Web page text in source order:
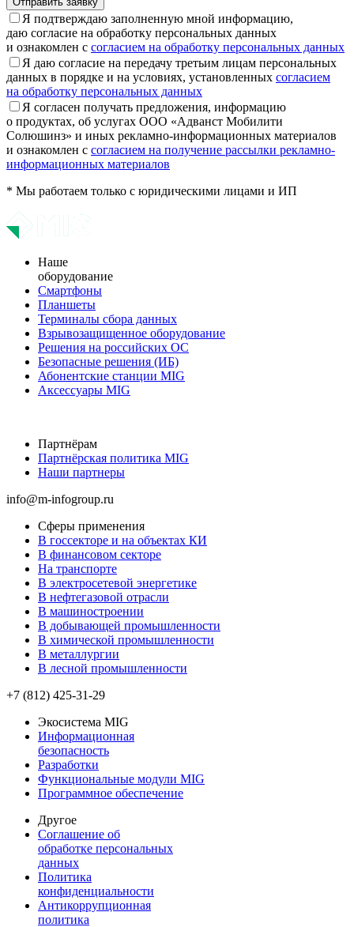
Я подтверждаю заполненную мной информацию,
даю согласие на обработку персональных данных
и ознакомлен с согласием на обработку персональных данных
Я даю согласие на передачу третьим лицам персональных
данных в порядке и на условиях, установленных согласием
на обработку персональных данных
Я согласен получать предложения, информацию
о продуктах, об услугах ООО «Адванст Мобилити
Солюшинз» и иных рекламно-информационных материалов
и ознакомлен с согласием на получение рассылки рекламно-
информационных материалов
* Мы работаем только с юридическими лицами и ИП
Наше
оборудование
Смартфоны
Планшеты
Терминалы сбора данных
Взрывозащищенное оборудование
Решения на российских ОС
Безопасные решения (ИБ)
Абонентские станции MIG
Аксессуары MIG
Партнёрам
Партнёрская политика MIG
Наши партнеры
info@m-infogroup.ru
Сферы применения
В госсекторе и на объектах КИ
В финансовом секторе
На транспорте
В электросетевой энергетике
В нефтегазовой отрасли
В машиностроении
В добывающей промышленности
В химической промышленности
В металлургии
В лесной промышленности
+7 (812) 425-31-29
Экосистема MIG
Информационная
безопасность
Разработки
Функциональные модули MIG
Программное обеспечение
Другое
Соглашение об
обработке персональных
данных
Политика
конфиденциальности
Антикоррупционная
политика